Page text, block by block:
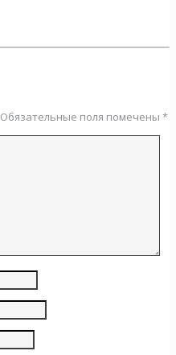
Обязательные поля помечены *